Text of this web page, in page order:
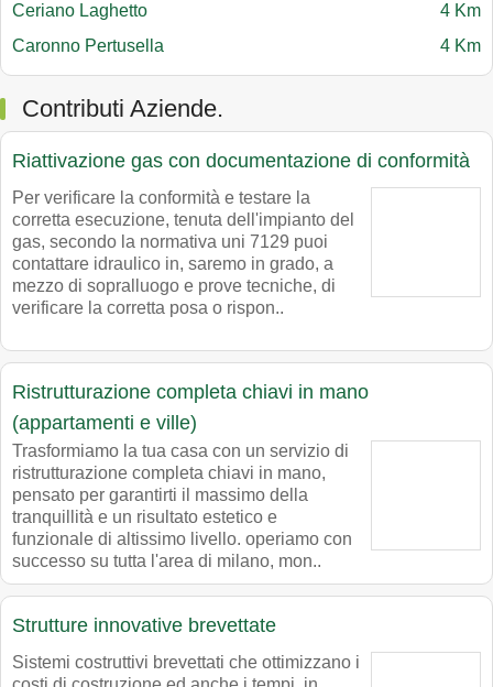
Ceriano Laghetto
4 Km
Caronno Pertusella
4 Km
Contributi Aziende.
Riattivazione gas con documentazione di conformità
Per verificare la conformità e testare la
corretta esecuzione, tenuta dell'impianto del
gas, secondo la normativa uni 7129 puoi
contattare idraulico in, saremo in grado, a
mezzo di sopralluogo e prove tecniche, di
verificare la corretta posa o rispon..
Ristrutturazione completa chiavi in mano
(appartamenti e ville)
Trasformiamo la tua casa con un servizio di
ristrutturazione completa chiavi in mano,
pensato per garantirti il massimo della
tranquillità e un risultato estetico e
funzionale di altissimo livello. operiamo con
successo su tutta l'area di milano, mon..
Strutture innovative brevettate
Sistemi costruttivi brevettati che ottimizzano i